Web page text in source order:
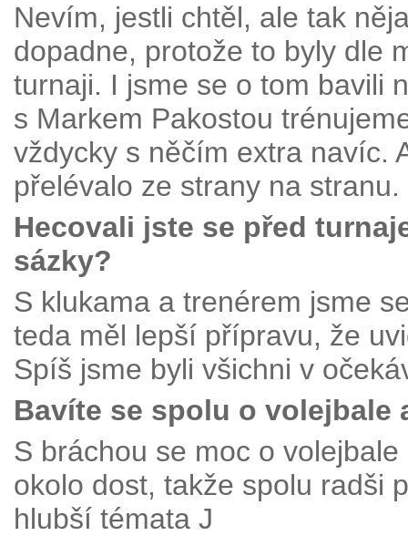
Nevím, jestli chtěl, ale tak
dopadne, protože to byly dle
turnaji. I jsme se o tom bavili
s Markem Pakostou
vždycky s něčím extra navíc.
přelévalo ze strany na stranu.
Hecovali jste se před
sázky?
S klukama a trenérem jsme
teda měl lepší přípravu, že
Spíš jsme byli všichni v
Bavíte se spolu o volejbale
S bráchou se moc o
okolo dost, takže spolu radši
hlubší témata J